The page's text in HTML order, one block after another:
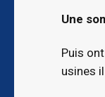
Une
Puis
usines